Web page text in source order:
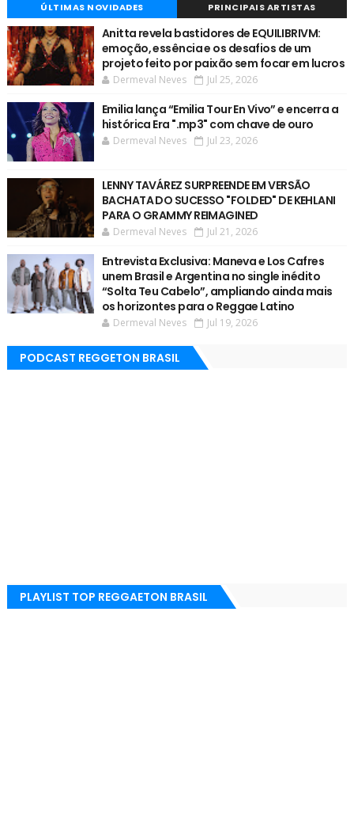
ÚLTIMAS NOVIDADES PRINCIPAIS ARTISTAS
Anitta revela bastidores de EQUILIBRIVM:
emoção, essência e os desafios de um
projeto feito por paixão sem focar em lucros
Dermeval Neves Jul 25, 2026
Emilia lança “Emilia Tour En Vivo” e encerra a
histórica Era ".mp3" com chave de ouro
Dermeval Neves Jul 23, 2026
LENNY TAVÁREZ SURPREENDE EM VERSÃO
BACHATA DO SUCESSO "FOLDED" DE KEHLANI
PARA O GRAMMY REIMAGINED
Dermeval Neves Jul 21, 2026
Entrevista Exclusiva: Maneva e Los Cafres
unem Brasil e Argentina no single inédito
“Solta Teu Cabelo”, ampliando ainda mais
os horizontes para o Reggae Latino
Dermeval Neves Jul 19, 2026
PODCAST REGGETON BRASIL
PLAYLIST TOP REGGAETON BRASIL